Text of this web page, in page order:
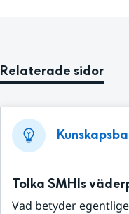
Relaterade sidor
Tolka SMHIs
Vad betyder